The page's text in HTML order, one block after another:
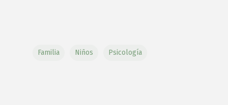
Familia Niños Psicología